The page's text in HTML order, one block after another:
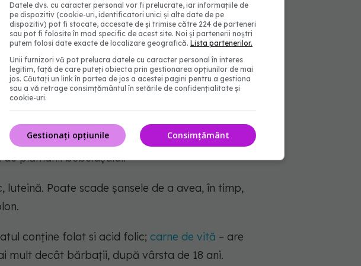
Însă, avertizează medicii, discutați cu medicul
întrucât semințele de in pot afecta
bogate în avocado pot ajuta la scăderea grăsimii
Acestea pot chiar ajută la scăderea nivelului de
"bun".
B6, potasiu, fier, beta-caroten, vitamina
plămânii bebelușului.
Poate scade șansele de a avea, în timp,
conține folat si acid folic; carne de vită – are
mult decât bărbații, după vârsta de 18 ani.
Datele dvs. cu caracter personal vor fi prelucrate, iar informațiile de
pe dispozitiv (cookie-uri, identificatori unici și alte date de pe
dispozitiv) pot fi stocate, accesate de și trimise către 224 de parteneri
sau pot fi folosite în mod specific de acest site. Noi și partenerii noștri
putem folosi date exacte de localizare geografică. Lista partenerilor.
Unii furnizori vă pot prelucra datele cu caracter personal în interes
legitim, față de care puteți obiecta prin gestionarea opțiunilor de mai
jos. Căutați un link în partea de jos a acestei pagini pentru a gestiona
sau a vă retrage consimțământul în setările de confidențialitate și
cookie-uri.
Consimțământ
Gestionați opțiunile